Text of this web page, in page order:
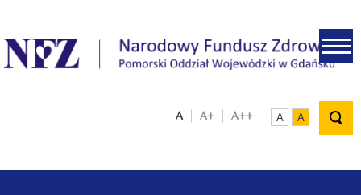
.
A A+ A++ A A